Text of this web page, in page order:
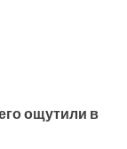
ощутили в